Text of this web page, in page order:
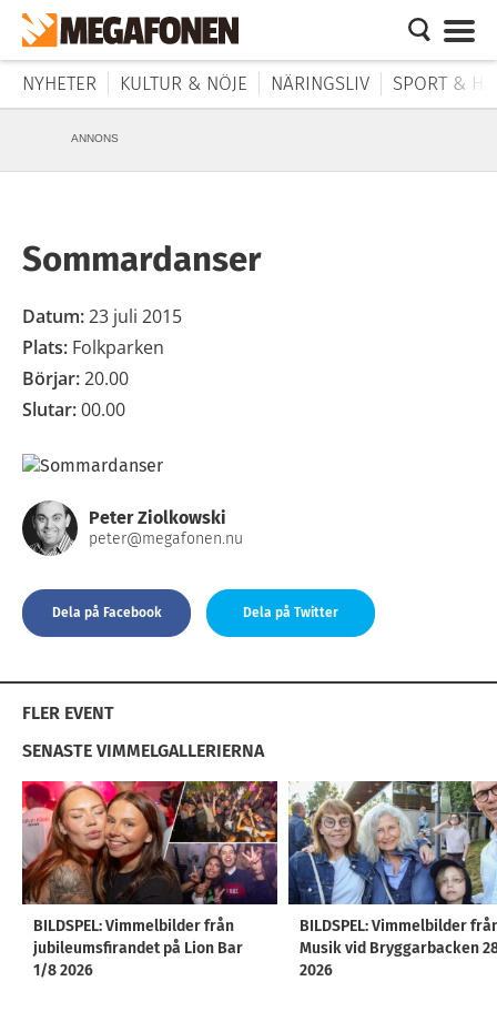
NYHETER KULTUR & NÖJE NÄRINGSLIV SPORT &
ANNONS
Sommardanser
Datum:23 juli 2015
Plats: Folkparken
Börjar:20.00
Slutar:00.00
Peter Ziolkowski
peter@megafonen.nu
Dela på Facebook Dela på Twitter
FLER EVENT
SENASTE VIMMELGALLERIERNA
BILDSPEL: Vimmelbilder från
jubileumsfirandet på Lion Bar
1/8 2026
BILDSPEL: Vimmelbilder
Musik vid Bryggarbacken
2026